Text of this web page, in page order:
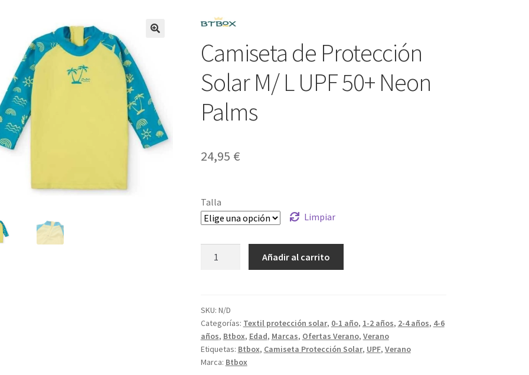
Camiseta de Protección
Solar M/ L UPF 50+ Neon
Palms
24,95 €
Talla
Limpiar
M/
L
UPF
50+
Neon
Añadir al carrito
SKU: N/D
Categorías: Textil protección solar, 0-1 año, 1-2 años, 2-4 años, 4-6
años, Btbox, Edad, Marcas, Ofertas Verano, Verano
Etiquetas: Btbox, Camiseta Protección Solar, UPF, Verano
Marca: Btbox